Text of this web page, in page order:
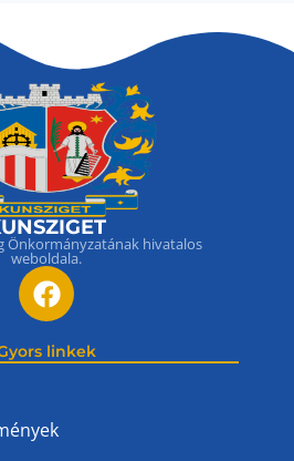
Önkormányzatának hivatalos
weboldala.
linkek